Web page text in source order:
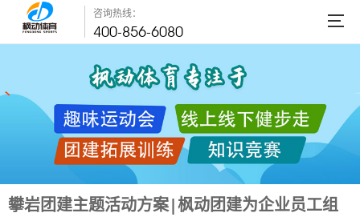
咨询热线：
400-856-6080
攀岩团建主题活动方案|枫动团建为企业员工组